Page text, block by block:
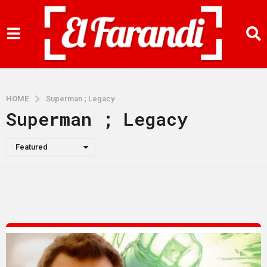
HOME Superman ; Legacy
Superman ; Legacy
Featured